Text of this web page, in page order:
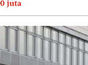
juta